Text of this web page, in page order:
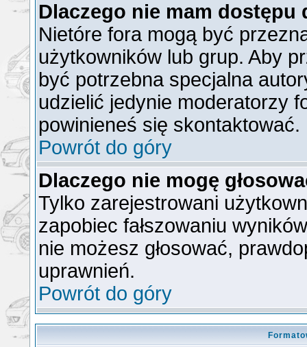
Dlaczego nie mam dostępu
Nietóre fora mogą być
użytkowników lub grup. Aby
być potrzebna specjalna
udzielić jedynie moderatorzy
powinieneś się skontaktować.
Powrót do góry
Dlaczego nie mogę
Tylko zarejestrowani
zapobiec fałszowaniu
nie możesz głosować,
uprawnień.
Powrót do góry